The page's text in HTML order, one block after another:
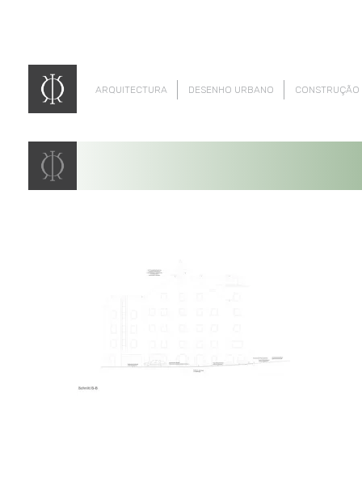
ARQUITECTURA DESENHO URBANO CONSTRUÇÃO